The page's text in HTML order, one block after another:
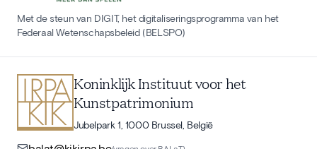
Met de steun van DIGIT, het digitaliseringsprogramma van het
Federaal Wetenschapsbeleid (BELSPO)
Koninklijk Instituut voor het
Kunstpatrimonium
Jubelpark 1, 1000 Brussel, België